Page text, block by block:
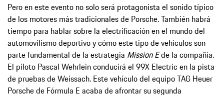
Pero en este evento no solo será protagonista el sonido típico
de los motores más tradicionales de Porsche. También habrá
tiempo para hablar sobre la electrificación en el mundo del
automovilismo deportivo y cómo este tipo de vehículos son
parte fundamental de la estrategia Mission Ede la compañía.
El piloto Pascal Wehrlein conducirá el 99X Electric en la pista
de pruebas de Weissach. Este vehículo del equipo TAG Heuer
Porsche de Fórmula E acaba de afrontar su segunda